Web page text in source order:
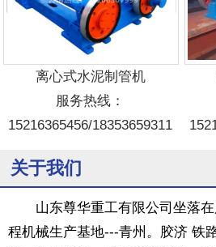
2 3
离心式水泥制管机
服务热线：
15216365456/18353659311
关于我们
山东尊华重工有限公司坐落在
程机械生产基地---青州。胶济 铁